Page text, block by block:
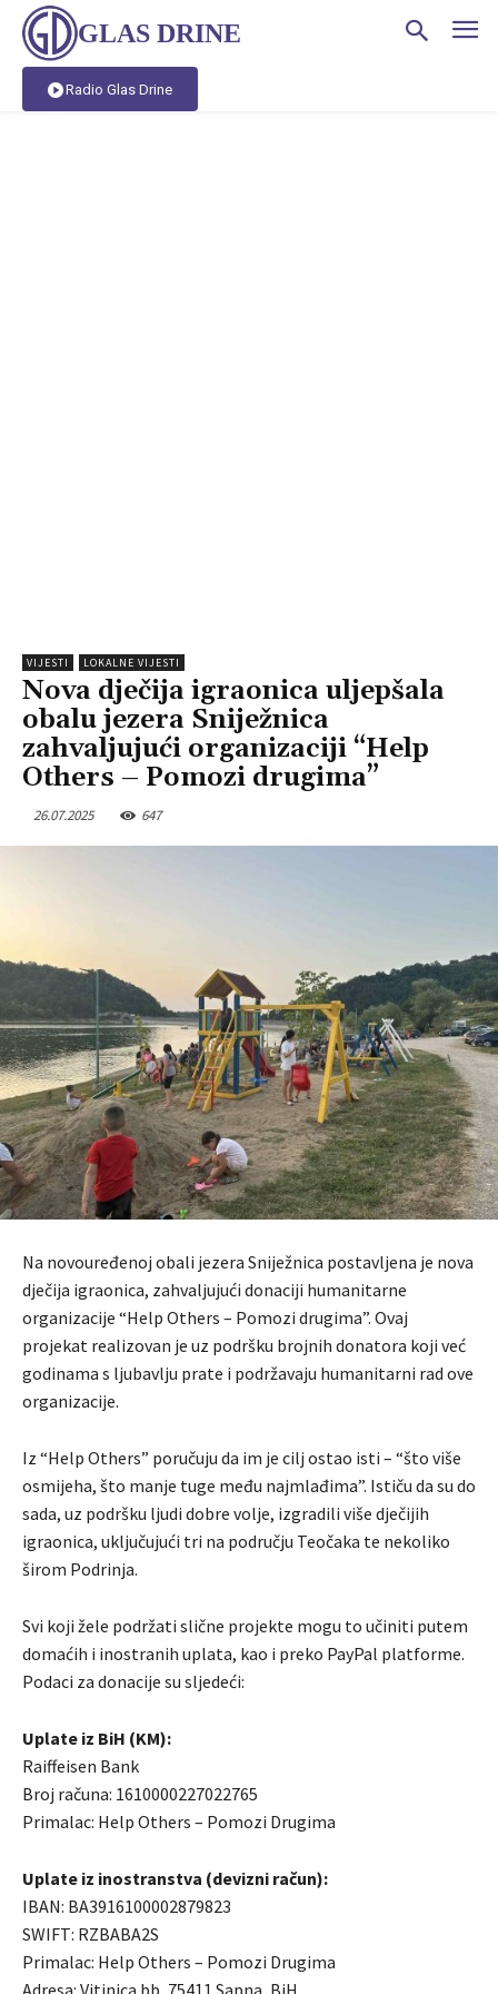
GLAS DRINE
Radio Glas Drine
VIJESTI LOKALNE VIJESTI
Nova dječija igraonica uljepšala
obalu jezera Sniježnica
zahvaljujući organizaciji “Help
Others – Pomozi drugima”
26.07.2025 647
Na novouređenoj obali jezera Sniježnica postavljena je nova
dječija igraonica, zahvaljujući donaciji humanitarne
organizacije “Help Others – Pomozi drugima”. Ovaj
projekat realizovan je uz podršku brojnih donatora koji već
godinama s ljubavlju prate i podržavaju humanitarni rad ove
organizacije.
Iz “Help Others” poručuju da im je cilj ostao isti – “što više
osmijeha, što manje tuge među najmlađima”. Ističu da su do
sada, uz podršku ljudi dobre volje, izgradili više dječijih
igraonica, uključujući tri na području Teočaka te nekoliko
širom Podrinja.
Svi koji žele podržati slične projekte mogu to učiniti putem
domaćih i inostranih uplata, kao i preko PayPal platforme.
Podaci za donacije su sljedeći:
Uplate iz BiH (KM):
Raiffeisen Bank
Broj računa: 1610000227022765
Primalac: Help Others – Pomozi Drugima
Uplate iz inostranstva (devizni račun):
IBAN: BA3916100002879823
SWIFT: RZBABA2S
Primalac: Help Others – Pomozi Drugima